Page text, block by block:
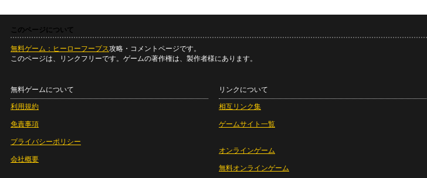
このページについて
無料ゲーム：ヒーローフープス攻略・コメントページです。
このページは、リンクフリーです。ゲームの著作権は、製作者様にあります。
無料ゲームについて
利用規約
免責事項
プライバシーポリシー
会社概要
リンクについて
相互リンク集
ゲームサイト一覧
オンラインゲーム
無料オンラインゲーム